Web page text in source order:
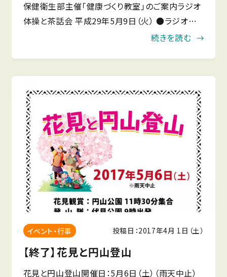
保健衛生部主催「健康づくり教室」のご案内ラジオ
体操と茶話会 平成29年5月9日（火） ●ラジオ体
操 午前9時30分〜11時●茶話会 午前11時〜12
続きを読む
イベント・行事 投稿日：2017年4月 1日（土）
【終了】花見と円山登山
花見と円山登山開催日：5月6日（土）（雨天中止）